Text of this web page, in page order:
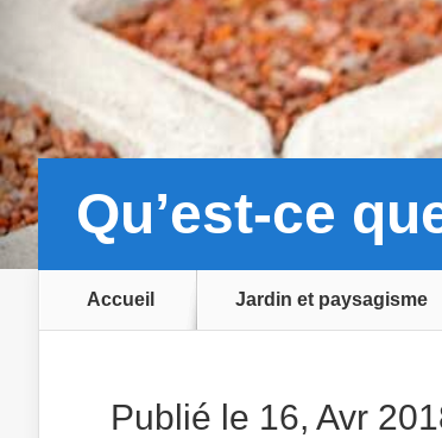
Qu’est-ce
Accueil Jardin et paysagisme
Publié le 16, Avr